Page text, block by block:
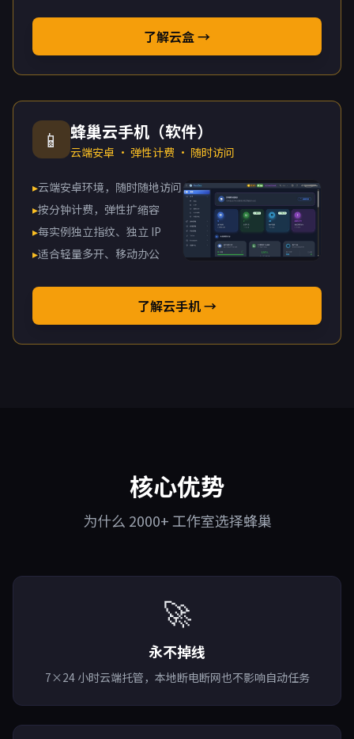
了解云盒 →
📱 蜂巢云手机（软件）
云端安卓 · 弹性计费 · 随时访问
▸云端安卓环境，随时随地访问
▸按分钟计费，弹性扩缩容
▸每实例独立指纹、独立 IP
▸适合轻量多开、移动办公
了解云手机 →
核心优势
为什么 2000+ 工作室选择蜂巢
🚀
永不掉线
7×24 小时云端托管，本地断电断网也不影响自动任务